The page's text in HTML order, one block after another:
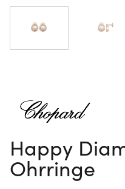
Rolex Certified
Happy
Ohrringe